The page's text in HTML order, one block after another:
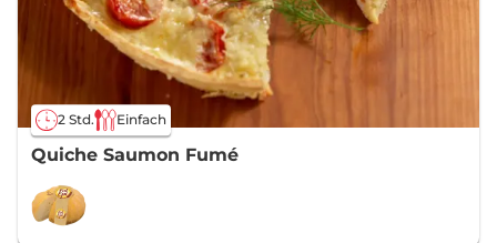
2 Std. Einfach
Quiche Saumon Fumé